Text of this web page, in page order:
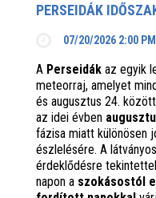
PERSEIDÁK
07/20/2026 2:00 PM
A Perseidák az egyik
meteorraj, amelyet
és augusztus 24.
az idei évben
fázisa miatt különösen
észlelésére. A
érdeklődésre
napon a szokásostól